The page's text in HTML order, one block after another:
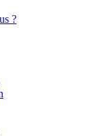
?